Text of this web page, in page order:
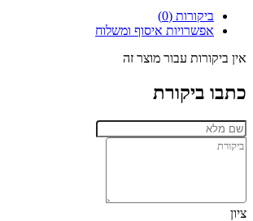
ביקורות (0)
אפשרויות איסוף ומשלוח
אין ביקורות עבור מוצר זה
כתבו ביקורת
ציון